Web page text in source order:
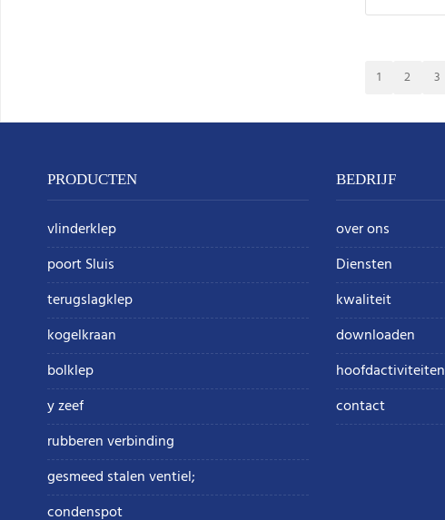
1 2 3
PRODUCTEN
vlinderklep
poort Sluis
terugslagklep
kogelkraan
bolklep
y zeef
rubberen verbinding
gesmeed stalen ventiel;
condenspot
BEDRIJF
over ons
Diensten
kwaliteit
downloaden
hoofdactiviteiten
contact